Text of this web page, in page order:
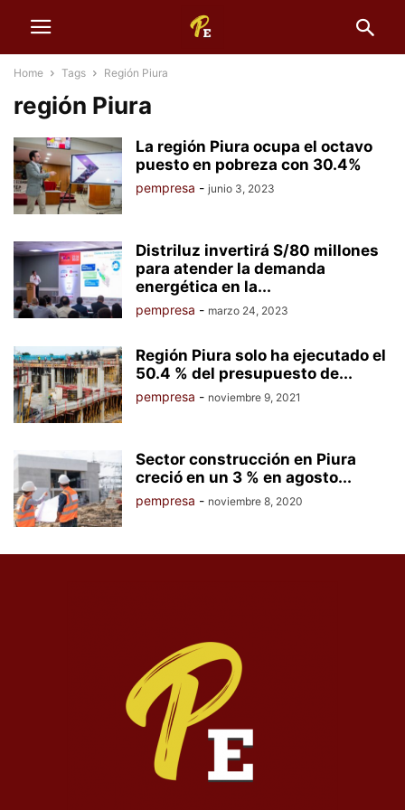
Home Tags Región Piura
región Piura
La región Piura ocupa el octavo
puesto en pobreza con 30.4%
pempresa - junio 3, 2023
Distriluz invertirá S/80 millones
para atender la demanda
energética en la...
pempresa - marzo 24, 2023
Región Piura solo ha ejecutado el
50.4 % del presupuesto de...
pempresa - noviembre 9, 2021
Sector construcción en Piura
creció en un 3 % en agosto...
pempresa - noviembre 8, 2020